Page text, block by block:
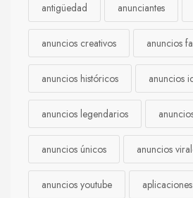
antigüedad anunciantes
anuncios creativos anuncios
anuncios históricos anuncios
anuncios legendarios
anuncios únicos anuncios
anuncios youtube aplicaciones